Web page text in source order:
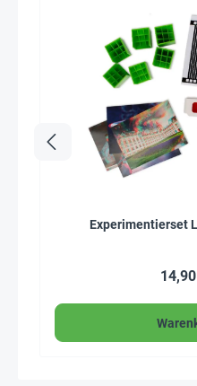
Experimentierset